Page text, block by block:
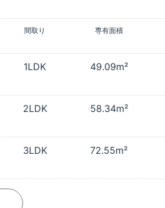
間取り
専有面積
1LDK
49.09m²
2LDK
58.34m²
3LDK
72.55m²